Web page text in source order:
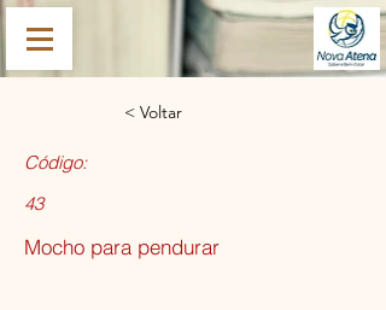
< Voltar
Código:
43
Mocho para pendurar